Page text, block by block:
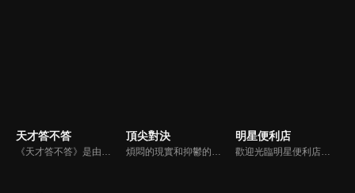
天才答不答
《天才答不答》是由吳宗憲和吳怡霈共同主持的益智節目。節目設立高額的獎金來考驗藝人們真實的人性，同時將題目立體化，讓你身歷其境去冒險答題。更有哪些出乎意料的處罰，讓藝人羞愧的不想再答錯！一個最接近「人性」與「真實」的益智節目，現在就讓吳宗憲帶你輕鬆玩轉知識。
頂尖對決
煩悶的現實和抑鬱的社會，你需要的就是笑、大聲笑、開口笑，《頂尖對決》就要你笑到落ㄟ骸，最具綜藝實力的庹宗康，和喜感十足的納豆各自領軍對抗，藝人搞笑pk笑果十足，《頂尖對決》讓你忘掉一週煩惱！
明星便利店
歡迎光臨明星便利店！你覺得便利店裡面有什麼？關東煮？茶葉蛋？還是讓你尖叫的大明星？一家擁有明星的便利店，到底有多稀奇，你會不會想要光臨呢？